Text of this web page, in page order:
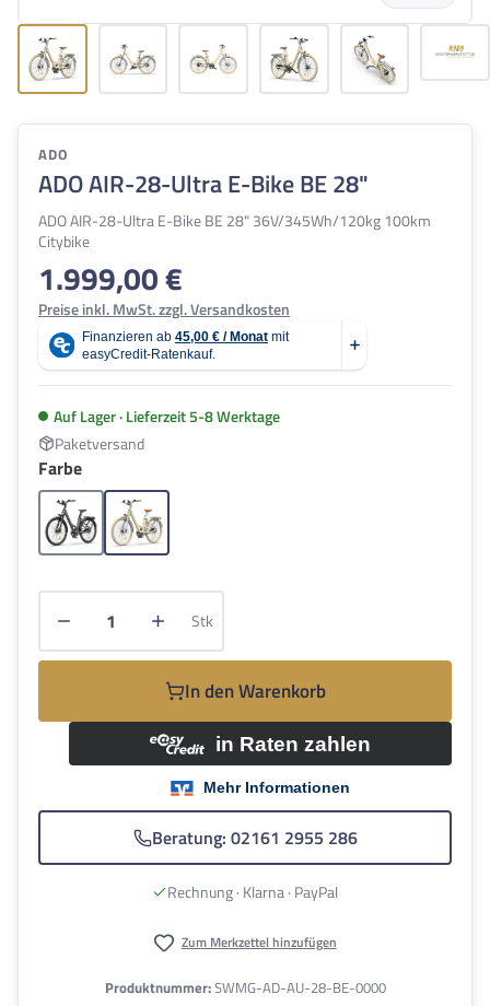
ADO
ADO AIR-28-Ultra E-Bike BE 28"
ADO AIR-28-Ultra E-Bike BE 28" 36V/345Wh/120kg 100km
Citybike
Regulärer Preis:
1.999,00 €
Preise inkl. MwSt. zzgl. Versandkosten
Auf Lager · Lieferzeit 5-8 Werktage
Paketversand
Farbeauswählen
Grau Latte
Produkt Anzahl: Gib den gewünschten
Stk
In den Warenkorb
Beratung: 02161 2955 286
Rechnung · Klarna · PayPal
Zum Merkzettel hinzufügen
Produktnummer:SWMG-AD-AU-28-BE-0000